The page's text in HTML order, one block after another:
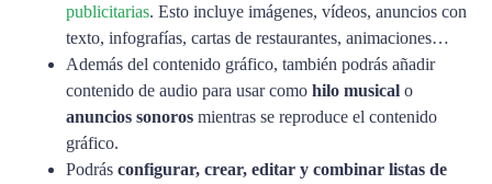
publicitarias. Esto incluye imágenes, vídeos, anuncios con
texto, infografías, cartas de restaurantes, animaciones…
Además del contenido gráfico, también podrás añadir
contenido de audio para usar como hilo musical o
anuncios sonoros mientras se reproduce el contenido
gráfico.
Podrás configurar, crear, editar y combinar listas de